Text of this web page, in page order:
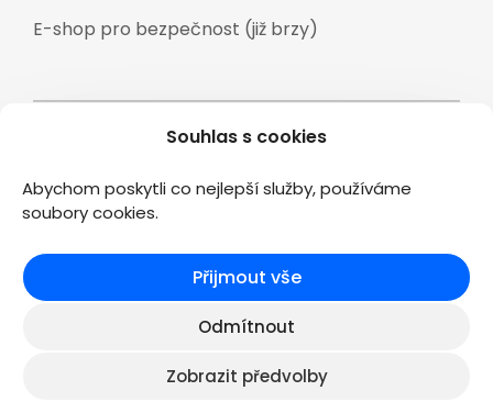
Souhlas s cookies
Abychom poskytli co nejlepší služby, používáme
soubory cookies.
Přijmout vše
Odmítnout
Zobrazit předvolby
E-shop pro bezpečnost (již brzy)
Veškeré texty a materiály zveřejněné na
stránkách www.2kconsulting.cz jsou duševním
vlastnictvím společnosti 2K CONSULTING s.r.o., a jsou
Vytvořil niksemerad.cz